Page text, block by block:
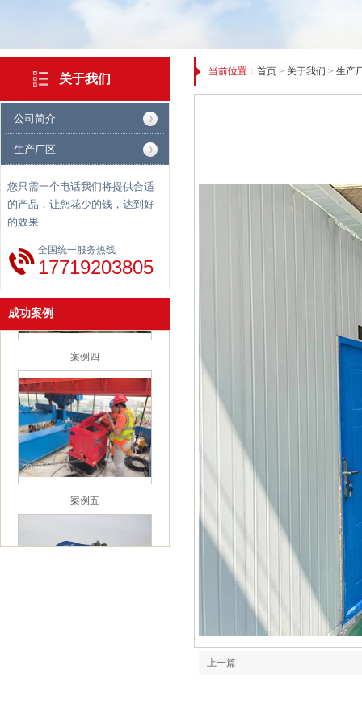
关于我们
公司简介
生产厂区
您只需一个电话我们将提供合适
的产品，让您花少的钱，达到好
的效果
全国统一服务热线
17719203805
成功案例
案例二
案例四
案例五
当前位置： 首页 > 关于我们 > 生产
上一篇